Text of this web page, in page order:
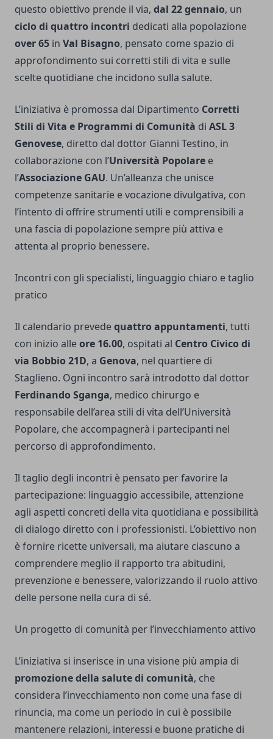
questo obiettivo prende il via, dal 22 gennaio, un
ciclo di quattro incontri dedicati alla popolazione
over 65 in Val Bisagno, pensato come spazio di
approfondimento sui corretti stili di vita e sulle
scelte quotidiane che incidono sulla salute.
L’iniziativa è promossa dal Dipartimento Corretti
Stili di Vita e Programmi di Comunità di ASL 3
Genovese, diretto dal dottor Gianni Testino, in
collaborazione con l’Università Popolare e
l’Associazione GAU. Un’alleanza che unisce
competenze sanitarie e vocazione divulgativa, con
l’intento di offrire strumenti utili e comprensibili a
una fascia di popolazione sempre più attiva e
attenta al proprio benessere.
Incontri con gli specialisti, linguaggio chiaro e taglio
pratico
Il calendario prevedequattro appuntamenti, tutti
con inizio alleore 16.00, ospitati al Centro Civico di
via Bobbio 21D, a Genova, nel quartiere di
Staglieno. Ogni incontro sarà introdotto dal dottor
Ferdinando Sganga, medico chirurgo e
responsabile dell’area stili di vita dell’Università
Popolare, che accompagnerà i partecipanti nel
percorso di approfondimento.
Il taglio degli incontri è pensato per favorire la
partecipazione: linguaggio accessibile, attenzione
agli aspetti concreti della vita quotidiana e possibilità
di dialogo diretto con i professionisti. L’obiettivo non
è fornire ricette universali, ma aiutare ciascuno a
comprendere meglio il rapporto tra abitudini,
prevenzione e benessere, valorizzando il ruolo attivo
delle persone nella cura di sé.
Un progetto di comunità per l’invecchiamento attivo
L’iniziativa si inserisce in una visione più ampia di
promozione della salute di comunità, che
considera l’invecchiamento non come una fase di
rinuncia, ma come un periodo in cui è possibile
mantenere relazioni, interessi e buone pratiche di